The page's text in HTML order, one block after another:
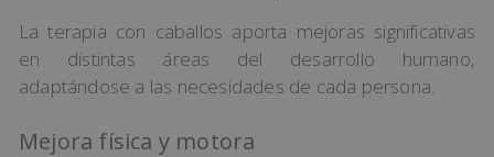
La terapia con caballos aporta mejoras significativas
en distintas áreas del desarrollo humano,
adaptándose a las necesidades de cada persona.
Mejora física y motora